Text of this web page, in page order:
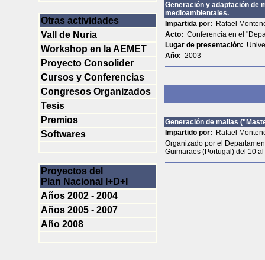
Otras actividades
Vall de Nuria
Workshop en la AEMET
Proyecto Consolider
Cursos y Conferencias
Congresos Organizados
Tesis
Premios
Softwares
Proyectos del
Plan Nacional I+D+I
Años 2002 - 2004
Años 2005 - 2007
Año 2008
Generación y adaptación de
medioambientales.
Impartida por:
Rafael
Acto: Conferencia en el
Lugar de presentación:
Año: 2003
Generación de mallas
Impartido por:
Rafael
Organizado por el
Guimaraes (Portugal) del 10